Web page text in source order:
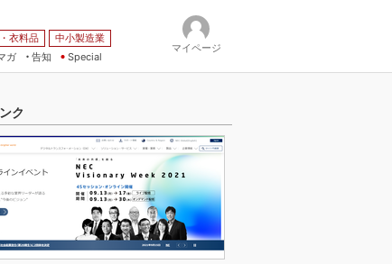
衣料品
中小製造業
ガ
告知 Special
マイページ
ク